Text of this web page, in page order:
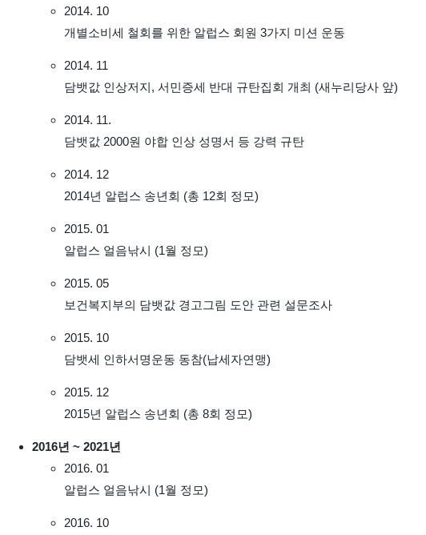
2014. 10
개별소비세 철회를 위한 알럽스 회원 3가지 미션 운동
2014. 11
담뱃값 인상저지, 서민증세 반대 규탄집회 개최 (새누리당사 앞)
2014. 11.
담뱃값 2000원 야합 인상 성명서 등 강력 규탄
2014. 12
2014년 알럽스 송년회 (총 12회 정모)
2015. 01
알럽스 얼음낚시 (1월 정모)
2015. 05
보건복지부의 담뱃값 경고그림 도안 관련 설문조사
2015. 10
담뱃세 인하서명운동 동참(납세자연맹)
2015. 12
2015년 알럽스 송년회 (총 8회 정모)
2016년 ~ 2021년
2016. 01
알럽스 얼음낚시 (1월 정모)
2016. 10